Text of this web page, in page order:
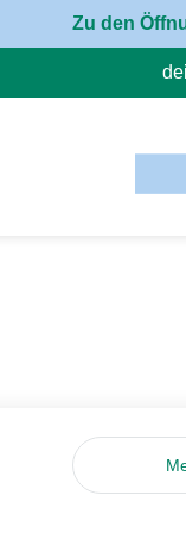
Zu den